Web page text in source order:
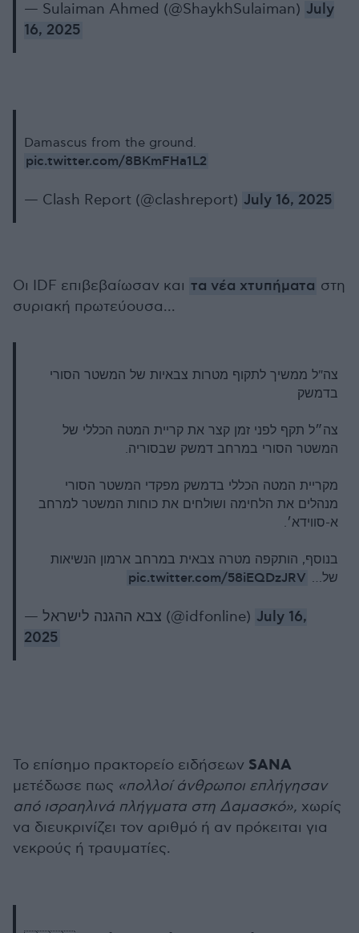
— Sulaiman Ahmed (@ShaykhSulaiman) July
16, 2025
Damascus from the ground.
pic.twitter.com/8BKmFHa1L2
— Clash Report (@clashreport) July 16, 2025
Οι IDF επιβεβαίωσαν και τα νέα χτυπήματα στη
συριακή πρωτεύουσα...
צה"ל ממשיך לתקוף מטרות צבאיות של המשטר הסורי
בדמשק
צה״ל תקף לפני זמן קצר את קריית המטה הכללי של
המשטר הסורי במרחב דמשק שבסוריה.
מקריית המטה הכללי בדמשק מפקדי המשטר הסורי
מנהלים את הלחימה ושולחים את כוחות המשטר למרחב
א-סווידא׳.
בנוסף, הותקפה מטרה צבאית במרחב ארמון הנשיאות
של… pic.twitter.com/58iEQDzJRV
— צבא ההגנה לישראל (@idfonline) July 16,
2025
Το επίσημο πρακτορείο ειδήσεων SANA
μετέδωσε πως «πολλοί άνθρωποι επλήγησαν
από ισραηλινά πλήγματα στη Δαμασκό», χωρίς
να διευκρινίζει τον αριθμό ή αν πρόκειται για
νεκρούς ή τραυματίες.